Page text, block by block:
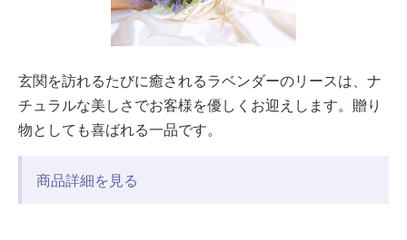
玄関を訪れるたびに癒されるラベンダーのリースは、ナ
チュラルな美しさでお客様を優しくお迎えします。贈り
物としても喜ばれる一品です。
商品詳細を見る